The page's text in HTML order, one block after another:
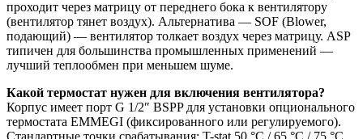
проходит через матрицу от переднего бока к вентилятору
(вентилятор тянет воздух). Альтернатива — SOF (Blower,
подающий) — вентилятор толкает воздух через матрицу. ASP
типичен для большинства промышленных применений —
лучший теплообмен при меньшем шуме.
Какой термостат нужен для включения вентилятора?
Корпус имеет порт G 1/2″ BSPP для установки опционального
термостата EMMEGI (фиксированного или регулируемого).
Стандартные точки срабатывания: T-stat 50 °C / 65 °C / 75 °C.